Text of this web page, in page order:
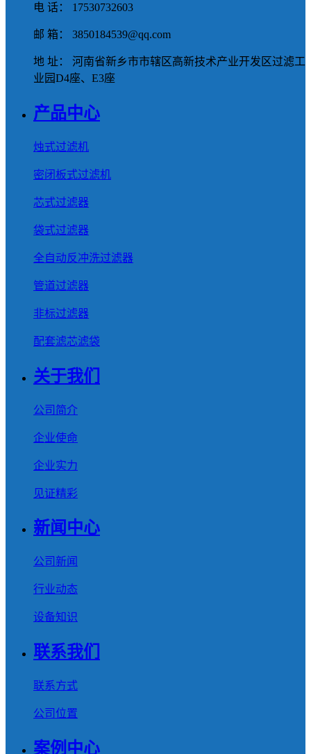
电 话： 17530732603
邮 箱： 3850184539@qq.com
地 址： 河南省新乡市市辖区高新技术产业开发区过滤工
业园D4座、E3座
产品中心
烛式过滤机
密闭板式过滤机
芯式过滤器
袋式过滤器
全自动反冲洗过滤器
管道过滤器
非标过滤器
配套滤芯滤袋
关于我们
公司简介
企业使命
企业实力
见证精彩
新闻中心
公司新闻
行业动态
设备知识
联系我们
联系方式
公司位置
案例中心